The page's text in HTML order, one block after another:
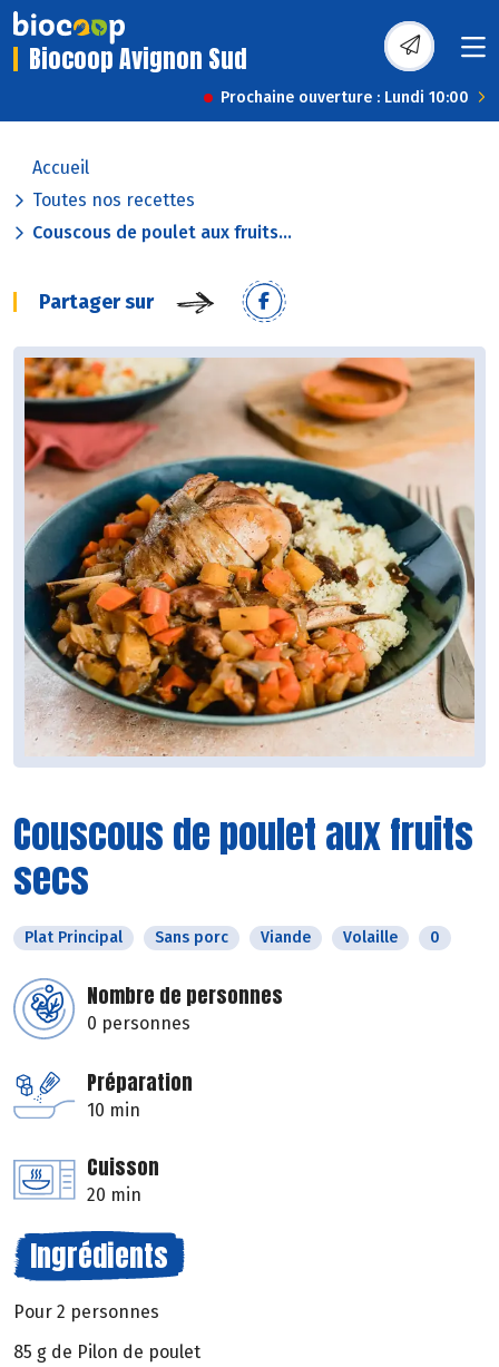
Biocoop Avignon Sud
Prochaine ouverture : Lundi 10:00
Accueil
Toutes nos recettes
Couscous de poulet aux fruits...
Partager sur
Couscous de poulet aux fruits
secs
Plat Principal Sans porc Viande Volaille 0
Nombre de personnes
0 personnes
Préparation
10 min
Cuisson
20 min
Ingrédients
Pour 2 personnes
85 g de Pilon de poulet